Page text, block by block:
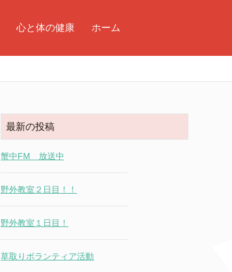
心と体の健康 ホーム
最新の投稿
蟹中FM 放送中
野外教室２日目！！
野外教室１日目！
草取りボランティア活動